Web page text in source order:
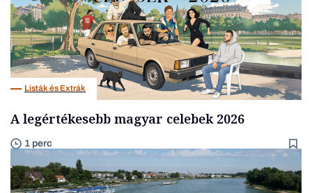
Listák és Extrák
A legértékesebb magyar celebek 2026
1 perc